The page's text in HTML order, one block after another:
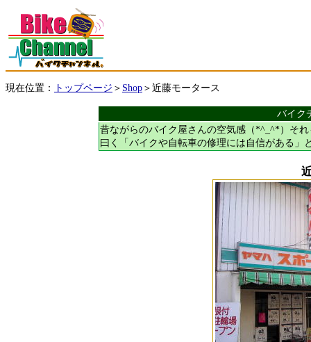
現在位置： トップページ ＞ Shop ＞近藤モータース
バイク
昔ながらのバイク屋さんの空気感（*^_^*）そ
曰く「バイクや自転車の修理には自信がある